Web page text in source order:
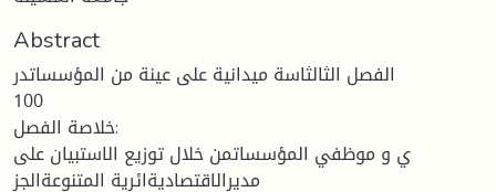
Abstract
الفصل الثالثاسة میدانیة على عینة من المؤسساتدر
100
خلاصة الفصل:
ي و موظفي المؤسساتمن خلال توزیع الاستبیان على
مدیرالاقتصادیةائریة المتنوعةالجز